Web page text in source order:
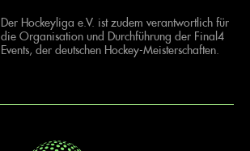
Der Hockeyliga e.V. ist zudem verantwortlich für
die Organisation und Durchführung der Final4
Events, der deutschen Hockey-Meisterschaften.